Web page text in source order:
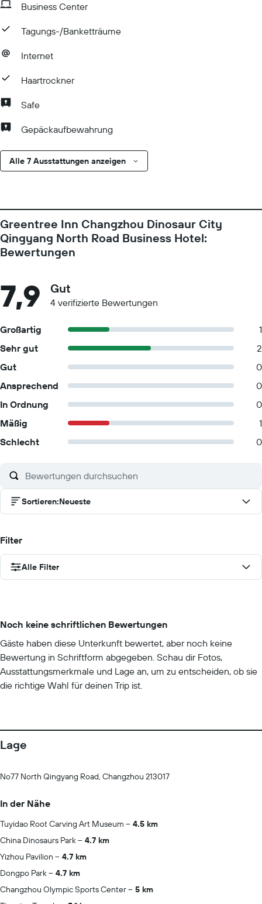
Business Center
Tagungs-/Banketträume
Internet
Haartrockner
Safe
Gepäckaufbewahrung
Alle 7 Ausstattungen anzeigen
Greentree Inn Changzhou Dinosaur City
Qingyang North Road Business Hotel:
Bewertungen
7,9 Gut
4 verifizierte Bewertungen
Großartig
1
Sehr gut
2
Gut
0
Ansprechend
0
In Ordnung
0
Mäßig
1
Schlecht
0
Sortieren:Neueste
Filter
Alle Filter
Noch keine schriftlichen Bewertungen
Gäste haben diese Unterkunft bewertet, aber noch keine
Bewertung in Schriftform abgegeben. Schau dir Fotos,
Ausstattungsmerkmale und Lage an, um zu entscheiden, ob sie
die richtige Wahl für deinen Trip ist.
Lage
No77 North Qingyang Road, Changzhou 213017
In der Nähe
Tuyidao Root Carving Art Museum
4.5 km
China Dinosaurs Park
4.7 km
Yizhou Pavilion
4.7 km
Dongpo Park
4.7 km
Changzhou Olympic Sports Center
5 km